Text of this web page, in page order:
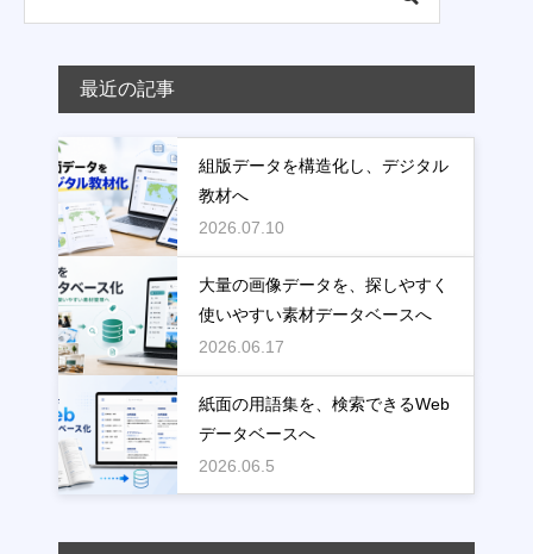
最近の記事
組版データを構造化し、デジタル
教材へ
2026.07.10
大量の画像データを、探しやすく
使いやすい素材データベースへ
2026.06.17
紙面の用語集を、検索できるWeb
データベースへ
2026.06.5